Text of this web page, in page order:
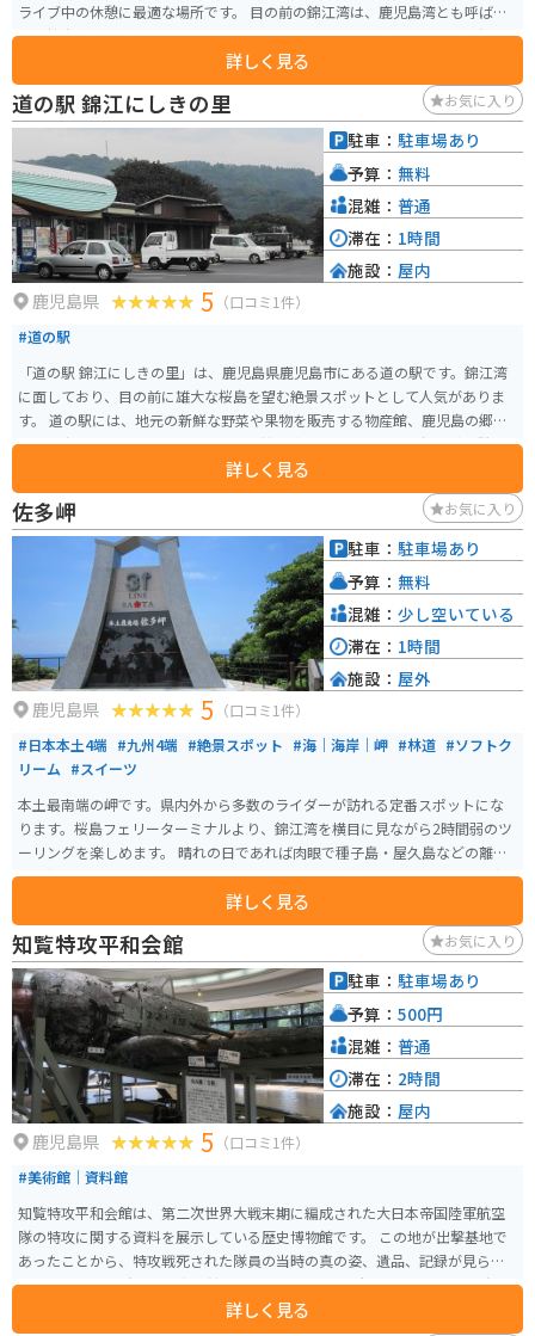
ライブ中の休憩に最適な場所です。 目の前の錦江湾は、鹿児島湾とも呼ば
れ、桜島を望む絶景スポットとしても知られています。道の駅には展望台も
あり、雄大な桜島と青い海のコントラストを楽しむことができます。また、
周辺には喜入の海岸線沿いを走る爽快なシーサイドロードもあり、バイクで
のツーリングにもおすすめです。 喜入名物の「喜入炭」は、県内で生産され
ている最高品質の備長炭として知られています。道の駅の物産館でも購入で
きるので、お土産にいかがでしょうか。
詳しく見る
道の駅 錦江にしきの里 お気に入り
鹿児島県 5 （口コミ1件）
#道の駅
「道の駅 錦江にしきの里」は、鹿児島県鹿児島市にある道の駅です。錦江湾
に面しており、目の前に雄大な桜島を望む絶景スポットとして人気がありま
す。 道の駅には、地元の新鮮な野菜や果物を販売する物産館、鹿児島の郷土
料理や海の幸を楽しめるレストラン、錦江湾を一望できる展望台などが併設
されています。お土産には、鹿児島名産の黒豚や薩摩揚げ、焼酎などがおすす
めです。 バイクで訪れる場合、道の駅には広々とした駐車場が完備されてい
るので安心です。周辺には、桜島や錦江湾沿いを走る風光明媚なツーリング
コースも充実しており、バイクでの観光拠点としても最適です。
詳しく見る
駐車： 駐車場あり
予算： 無料
混雑： 普通
滞在： 1時間
施設： 屋内
佐多岬 お気に入り
鹿児島県 5 （口コミ1件）
#日本本土4端 #九州4端 #絶景スポット #海｜海岸｜岬 #林道 #ソフトク
リーム #スイーツ
本土最南端の岬です。県内外から多数のライダーが訪れる定番スポットにな
ります。桜島フェリーターミナルより、錦江湾を横目に見ながら2時間弱のツ
ーリングを楽しめます。 晴れの日であれば肉眼で種子島・屋久島などの離島
も目視できるほか、名物の塩ソフトクリームや地元企業とタイアップした商
品なども楽しむことができます。詳しく見る
駐車： 駐車場あり
予算： 無料
混雑： 少し空いている
滞在： 1時間
施設： 屋外
知覧特攻平和会館 お気に入り
鹿児島県 5 （口コミ1件）
#美術館｜資料館
知覧特攻平和会館は、第二次世界大戦末期に編成された大日本帝国陸軍航空
隊の特攻に関する資料を展示している歴史博物館です。 この地が出撃基地で
あったことから、特攻戦死された隊員の当時の真の姿、遺品、記録が見られ
ます。 また、知覧特攻平和会館が建てられている場所とその周辺は、知覧平
和公園として整備されています。詳しく見る
駐車： 駐車場あり
予算： 500円
混雑： 普通
滞在： 2時間
施設： 屋内